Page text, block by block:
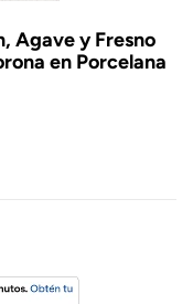
Agave y Fresno
en Porcelana